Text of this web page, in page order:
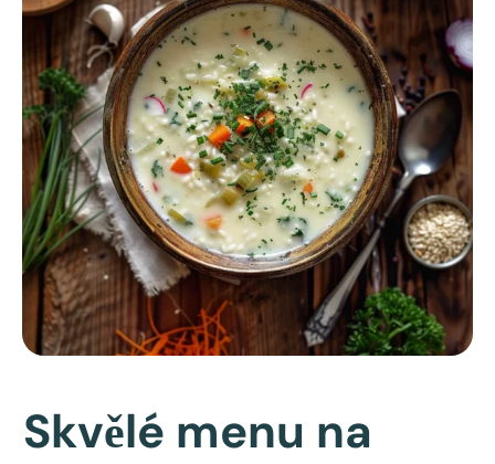
Skvělé menu na